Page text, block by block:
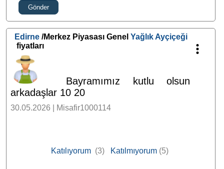
Gönder
Edirne /Merkez Piyasası GenelYağlık Ayçiçeği
fiyatları
Bayramımız kutlu olsun
arkadaşlar 10 20
30.05.2026 | Misafir1000114
Katılıyorum (3) Katılmıyorum (5)